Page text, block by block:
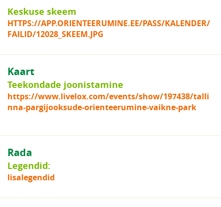
Keskuse skeem
HTTPS://APP.ORIENTEERUMINE.EE/PASS/KALENDER/
FAILID/12028_SKEEM.JPG
Kaart
Teekondade joonistamine
https://www.livelox.com/events/show/197438/talli
nna-pargijooksude-orienteerumine-vaikne-park
Rada
Legendid:
lisalegendid